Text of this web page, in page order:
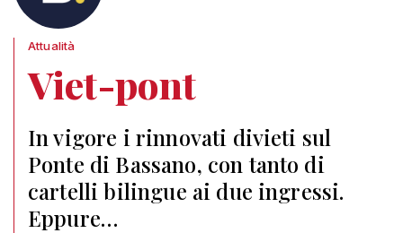
Attualità
Viet-pont
In vigore i rinnovati divieti sul
Ponte di Bassano, con tanto di
cartelli bilingue ai due ingressi.
Eppure…